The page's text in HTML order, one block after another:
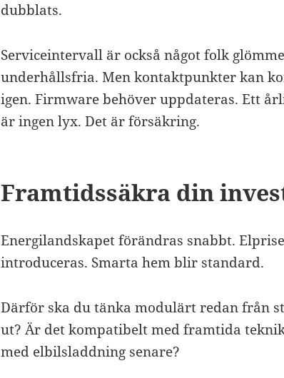
dubblats.
Serviceintervall är också något folk
underhållsfria. Men kontaktpunkter kan
igen. Firmware behöver uppdateras. Ett
är ingen lyx. Det är försäkring.
Framtidssäkra din
Energilandskapet förändras snabbt.
introduceras. Smarta hem blir standard.
Därför ska du tänka modulärt redan från
ut? Är det kompatibelt med framtida
med elbilsladdning senare?